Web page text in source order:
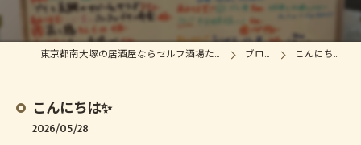
東京都南大塚の居酒屋ならセルフ酒場たむさん ブログ こんにちは✨
こんにちは✨
2026/05/28